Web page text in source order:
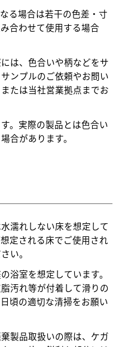
る場合は若干の色差・寸
合わせて使用する場合
は、色合いや柄などをサ
ンプルのご依頼やお問い
たは当社営業拠点までお
。実際の製品とは色合い
合があります。
濡れしない床を想定して
定される床でご使用され
い。
浴室を想定しています。
汚れ等が付着して滑りの
頃の適切な清掃をお願い
製品取扱いの際は、ケガ